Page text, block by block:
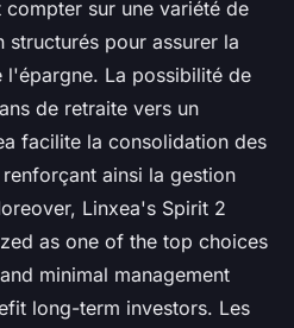
sur une variété de
structurés pour assurer la
l'épargne. La possibilité de
de retraite vers un
facilite la consolidation des
ainsi la gestion
Linxea's Spirit 2
as one of the top choices
minimal management
long-term investors. Les